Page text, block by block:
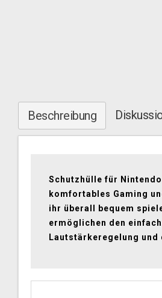
Beschreibung
Schutzhülle für
komfortables Gaming
ihr überall bequem
ermöglichen den
Lautstärkeregelung und